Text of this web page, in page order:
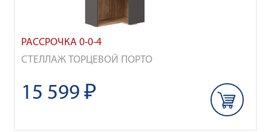
РАССРОЧКА 0-0-4
СТЕЛЛАЖ ТОРЦЕВОЙ ПОРТО
15 599 ₽